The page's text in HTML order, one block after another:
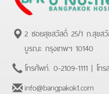
2 ซอยสุขสวัสดิ์ 25/1 ถ.สุขส
บูรณะ กรุงเทพฯ 10140
โทรศัพท์. 0-2109-1111 | โทร
info@bangpakok1.com